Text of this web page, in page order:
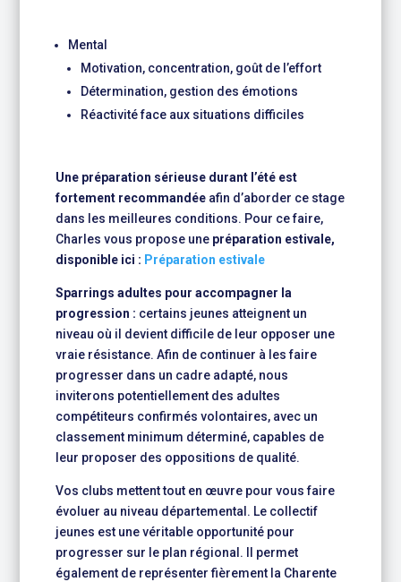
Mental
Motivation, concentration, goût de l’effort
Détermination, gestion des émotions
Réactivité face aux situations difficiles
Une préparation sérieuse durant l’été est
fortement recommandée afin d’aborder ce stage
dans les meilleures conditions. Pour ce faire,
Charles vous propose une préparation estivale,
disponible ici : Préparation estivale
Sparrings adultes pour accompagner la
progression : certains jeunes atteignent un
niveau où il devient difficile de leur opposer une
vraie résistance. Afin de continuer à les faire
progresser dans un cadre adapté, nous
inviterons potentiellement des adultes
compétiteurs confirmés volontaires, avec un
classement minimum déterminé, capables de
leur proposer des oppositions de qualité.
Vos clubs mettent tout en œuvre pour vous faire
évoluer au niveau départemental. Le collectif
jeunes est une véritable opportunité pour
progresser sur le plan régional. Il permet
également de représenter fièrement la Charente